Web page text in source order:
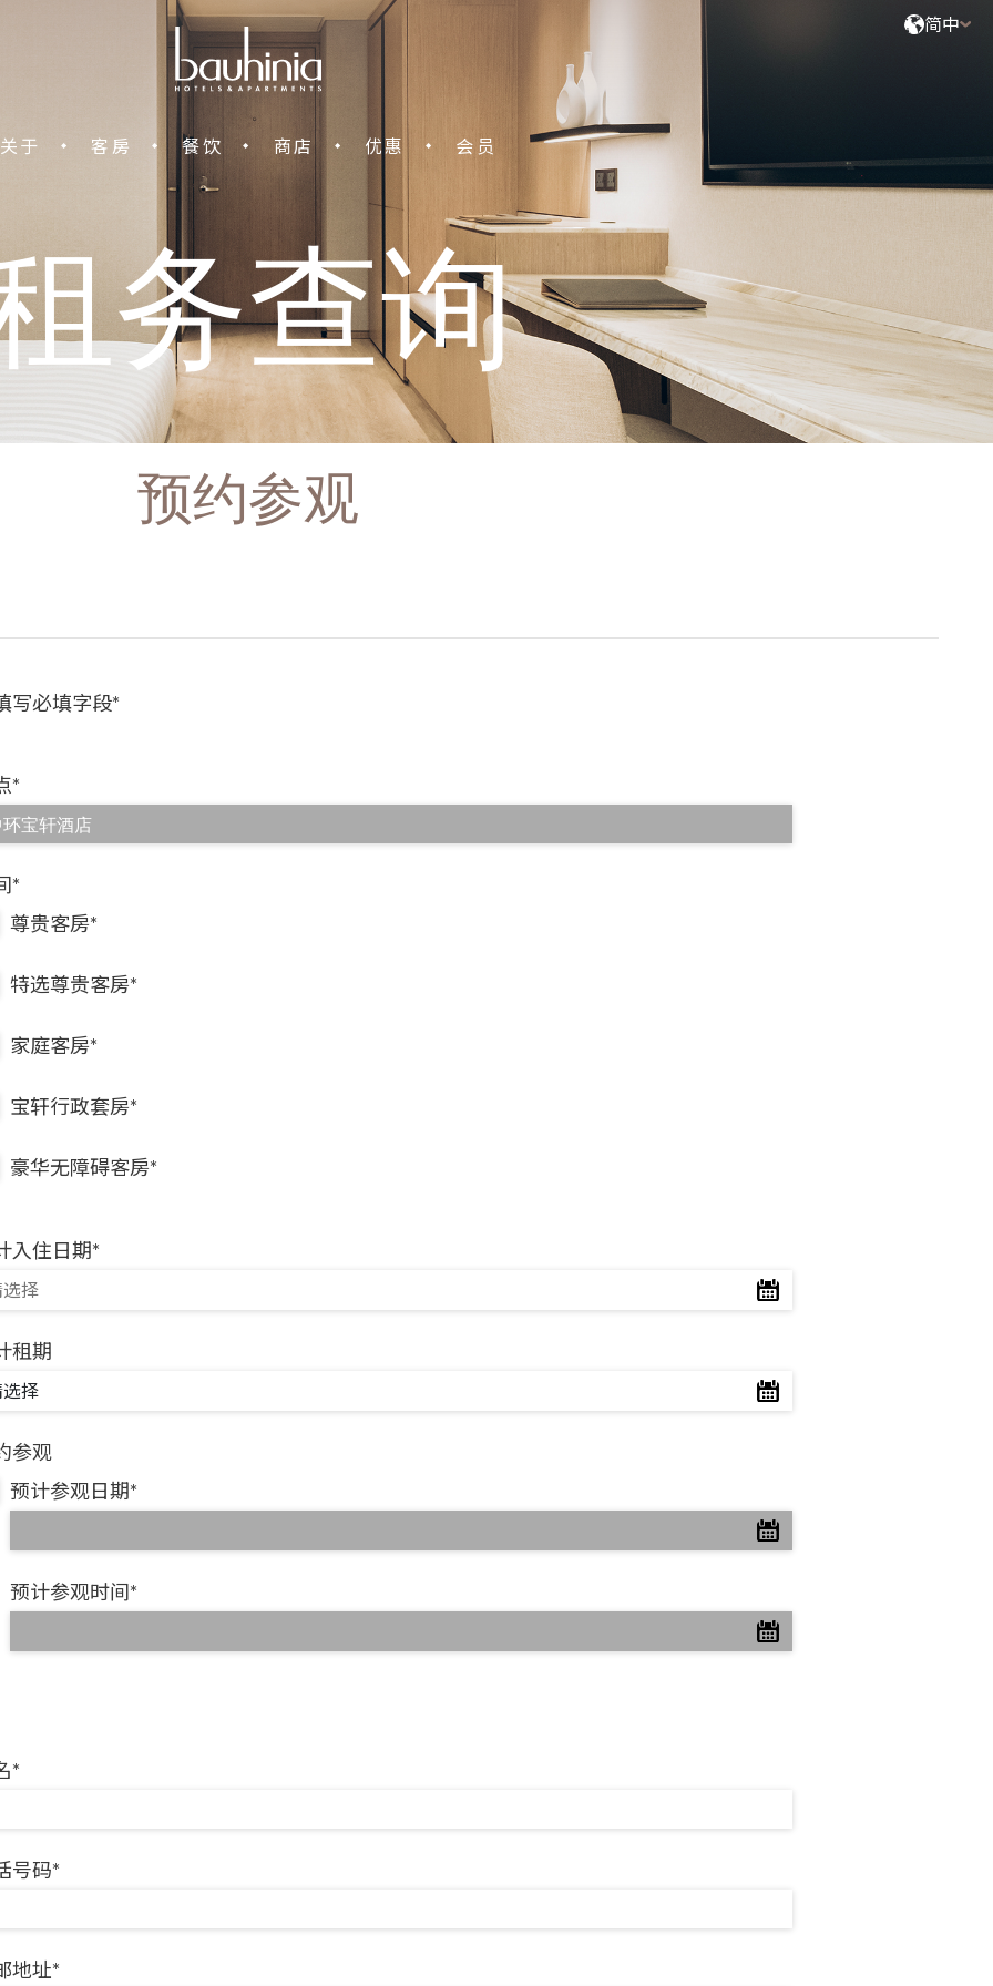
中环宝轩酒店 成人, 搜索
简中
关于 客房 餐饮 商店 优惠 会员
务查询
预约参观
写必填字段*
*
*
尊贵客房*
特选尊贵客房*
家庭客房*
宝轩行政套房*
豪华无障碍客房*
入住日期*
租期
参观
预计参观日期*
预计参观时间*
*
号码*
地址*